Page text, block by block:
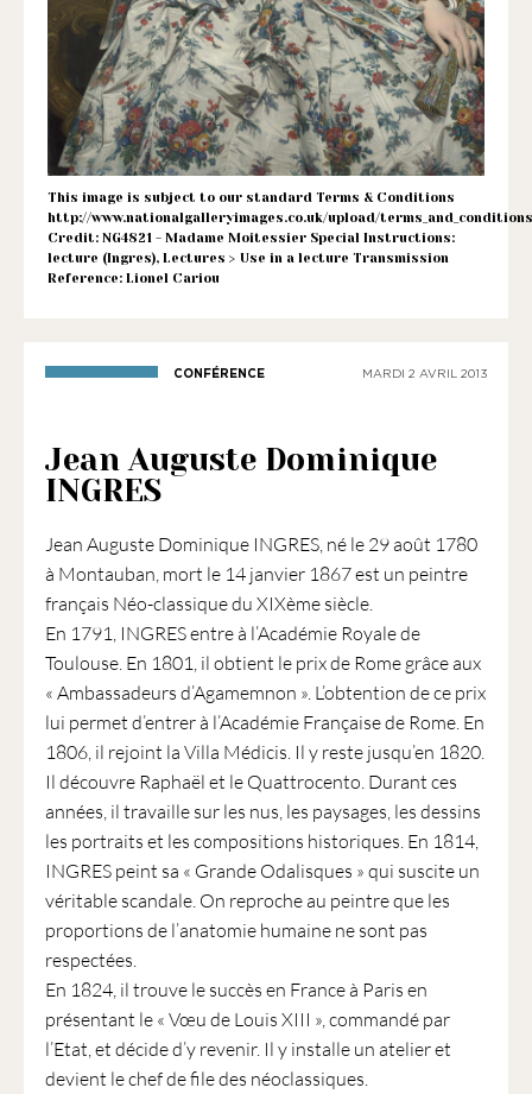
1901
ayant
une
vocation
culturelle.
This image is subject to our standard Terms & Conditions
http://www.nationalgalleryimages.co.uk/upload/
Credit: NG4821 - Madame Moitessier Special Instructions:
lecture (Ingres), Lectures > Use in a lecture Transmission
Reference: Lionel Cariou
CONFÉRENCE MARDI 2 AVRIL 2013
Jean Auguste Dominique
INGRES
Jean Auguste Dominique INGRES, né le 29 août 1780
à Montauban, mort le 14 janvier 1867 est un peintre
français Néo-classique du XIXème siècle.
En 1791, INGRES entre à l’Académie Royale de
Toulouse. En 1801, il obtient le prix de Rome grâce aux
« Ambassadeurs d’Agamemnon ». L’obtention de ce prix
lui permet d’entrer à l’Académie Française de Rome. En
1806, il rejoint la Villa Médicis. Il y reste jusqu’en 1820.
Il découvre Raphaël et le Quattrocento. Durant ces
années, il travaille sur les nus, les paysages, les dessins
les portraits et les compositions historiques. En 1814,
INGRES peint sa « Grande Odalisques » qui suscite un
véritable scandale. On reproche au peintre que les
proportions de l’anatomie humaine ne sont pas
respectées.
En 1824, il trouve le succès en France à Paris en
présentant le « Vœu de Louis XIII », commandé par
l’Etat, et décide d’y revenir. Il y installe un atelier et
devient le chef de file des néoclassiques.